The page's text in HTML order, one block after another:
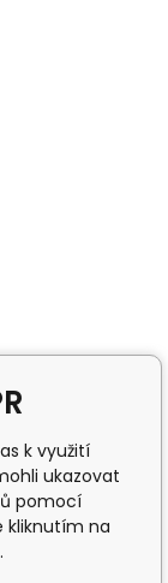
k využití
ukazovat
pomocí
kliknutím na